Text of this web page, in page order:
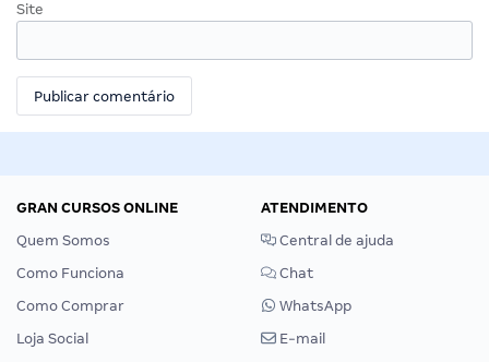
Site
GRAN CURSOS ONLINE
Quem Somos
Como Funciona
Como Comprar
Loja Social
ATENDIMENTO
Central de ajuda
Chat
WhatsApp
E-mail